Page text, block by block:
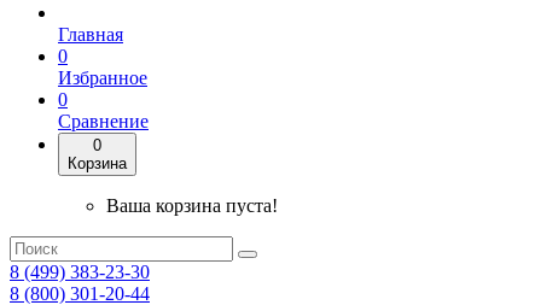
Главная
0
Избранное
0
Сравнение
0
Корзина
Ваша корзина пуста!
8 (499) 383-23-30
8 (800) 301-20-44